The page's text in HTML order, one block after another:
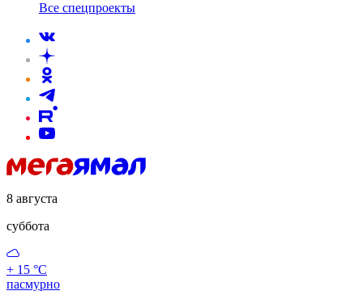
Все спецпроекты
8 августа
суббота
+ 15 °С
пасмурно